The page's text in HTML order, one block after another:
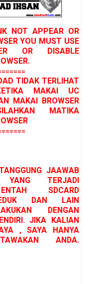
NOT APPEAR OR
YOU MUST USE
OR DISABLE
TIDAK TERLIHAT
MAKAI UC
MAKAI BROWSER
MATIKA
JAAWAB
TERJADI
SDCARD
DAN LAIN
DENGAN
JIKA KALIAN
, SAYA HANYA
ANDA.